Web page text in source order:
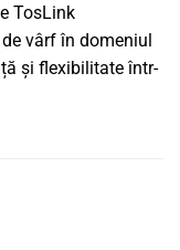
TosLink
vârf în domeniul
și flexibilitate într-